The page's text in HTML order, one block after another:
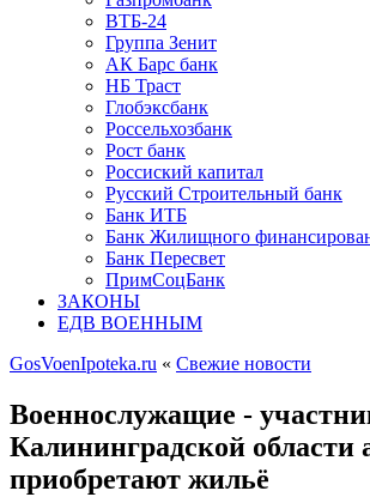
ВТБ-24
Группа Зенит
АК Барс банк
НБ Траст
Глобэксбанк
Россельхозбанк
Рост банк
Россиский капитал
Русский Строительный банк
Банк ИТБ
Банк Жилищного
Банк Пересвет
ПримСоцБанк
ЗАКОНЫ
ЕДВ ВОЕННЫМ
GosVoenIpoteka.ru « Свежие новости
Военнослужащие -
Калининградской области
приобретают жильё